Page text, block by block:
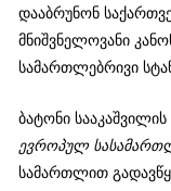
დააბრუნონ
მნიშვნელოვანი
სამართლებრივი
ბატონი სააკაშვილის
ევროპულ
სამართლით